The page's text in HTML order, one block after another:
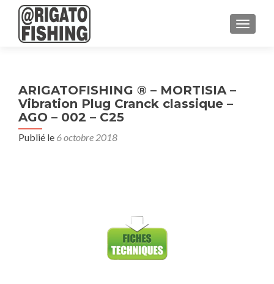
ARIGATOFISHING ® – MORTISIA –
Vibration Plug Cranck classique –
AGO – 002 – C25
Publié le 6 octobre 2018